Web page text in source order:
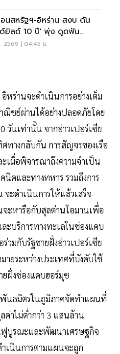
อนสหรัฐฯ-อิหร่าน สงบ ดัน
ยิลด์ 10 ปี' พุ่ง ดูดฟัน
ว์ทิ้งหุ้น
2569 | 04:45 น.
หร่านจะดำเนินการอย่างเต็ม
ณิชย์ผ่านได้อย่างปลอดภัยโดย
วันเท่านั้น จากอ่าวเปอร์เซีย
ทางกลับกัน การสัญจรของเรือ
มื่อพิจารณาถึงความจำเป็น
นิคและทางทหาร รวมถึงการ
ะดำเนินการให้แล้วเสร็จ
ะหารือกับสุลต่านโอมานเพื่อ
ะบริการทางทะเลในช่องแคบ
วมกับรัฐชายฝั่งอ่าวเปอร์เซีย
ยระหว่างประเทศที่บังคับใช้
ฝั่งช่องแคบฮอร์มุซ
พันธมิตรในภูมิภาคจัดทำแผนที่
ค่าไม่ต่ำกว่า 3 แสนล้าน
ฟูบูรณะและพัฒนาเศรษฐกิจ
เนินการตามแผนจะถูก